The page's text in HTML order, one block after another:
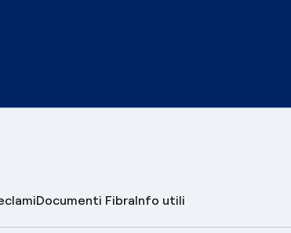
Documenti FibraInfo utili